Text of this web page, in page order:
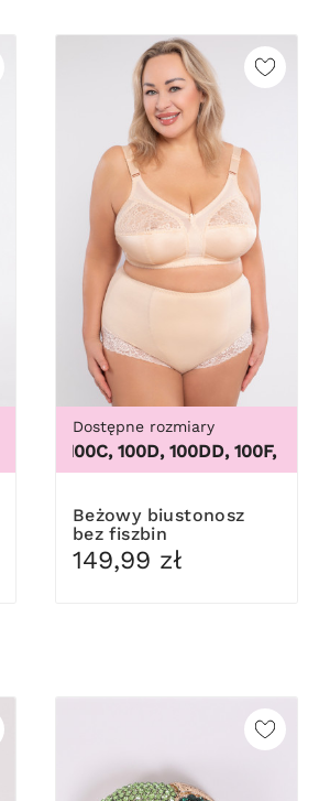
3XL, 4XL, 5XL, 6XL, 7XL, 8XL, 9XL
Dostępne rozmiary
100B, 100C, 100D, 100DD, 100F, 100G,
Beżowy biustonosz
bez fiszbin
149,99 zł
46,